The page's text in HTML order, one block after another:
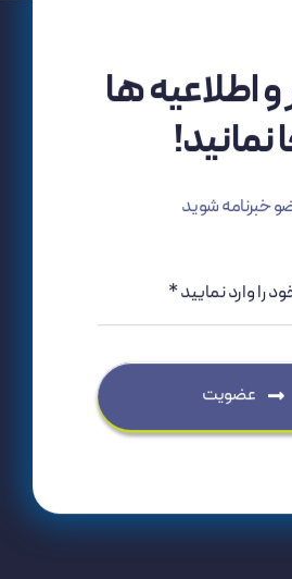
و اطلاعیه ها
نمانید!
خبرنامه شوید
عضویت